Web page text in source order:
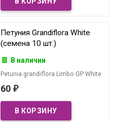
Петуния Grandiflora White
(семена 10 шт.)
В наличии
Petunia grandiflora Limbo GP White
60 ₽